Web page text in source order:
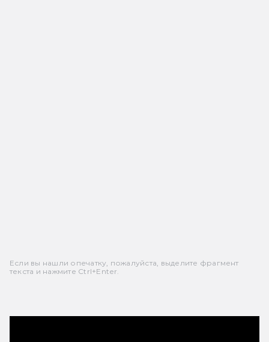
Если вы нашли опечатку, пожалуйста, выделите фрагмент
текста и нажмите Ctrl+Enter.